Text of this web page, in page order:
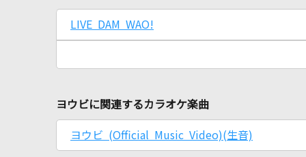
LIVE DAM WAO!
ヨウビに関連するカラオケ楽曲
ヨウビ (Official Music Video)(生音)